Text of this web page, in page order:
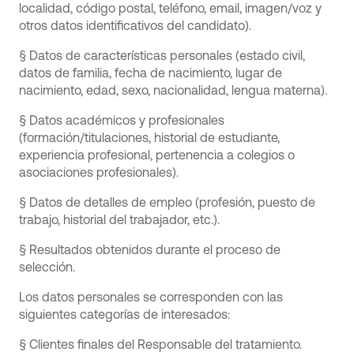
localidad, código postal, teléfono, email, imagen/voz y
otros datos identificativos del candidato).
§ Datos de características personales (estado civil,
datos de familia, fecha de nacimiento, lugar de
nacimiento, edad, sexo, nacionalidad, lengua materna).
§ Datos académicos y profesionales
(formación/titulaciones, historial de estudiante,
experiencia profesional, pertenencia a colegios o
asociaciones profesionales).
§ Datos de detalles de empleo (profesión, puesto de
trabajo, historial del trabajador, etc.).
§ Resultados obtenidos durante el proceso de
selección.
Los datos personales se corresponden con las
siguientes categorías de interesados:
§ Clientes finales del Responsable del tratamiento.